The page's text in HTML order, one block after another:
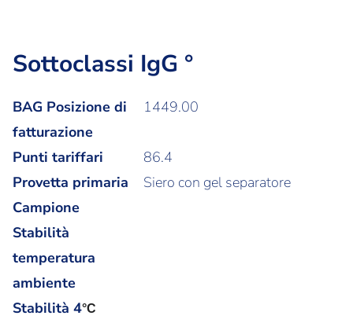
Sottoclassi IgG °
BAG Posizione di
fatturazione
1449.00
Punti tariffari
86.4
Provetta primaria
Siero con gel separatore
Campione
Stabilità
temperatura
ambiente
Stabilità 4°C